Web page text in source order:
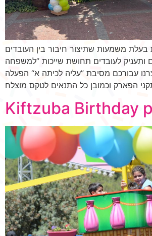
בעלת משמעות שתיצור חיבור בין העובדים
עבורכם מסיבת ”עליה לכיתה א“ הפעלה
Kiftzuba Birthday